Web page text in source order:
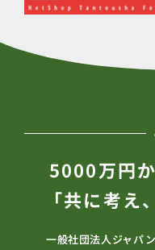
5000万円
「共に考え
一般社団法人ジャパ